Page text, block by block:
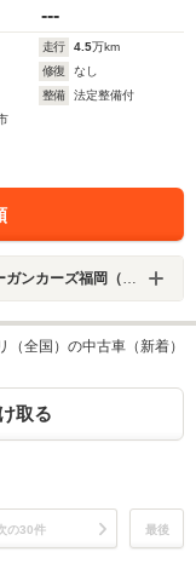
---
走行 4.5万km
修復
なし
整備
法定整備付
ＵＫＳＰＯＲＴＳＣＡＲＳ
（全国）の中古車（新着）
取る
の30件 最後